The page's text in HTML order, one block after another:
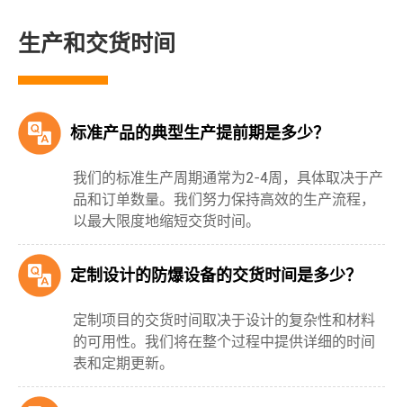
生产和交货时间
标准产品的典型生产提前期是多少？
我们的标准生产周期通常为2-4周，具体取决于产
品和订单数量。我们努力保持高效的生产流程，
以最大限度地缩短交货时间。
定制设计的防爆设备的交货时间是多少？
定制项目的交货时间取决于设计的复杂性和材料
的可用性。我们将在整个过程中提供详细的时间
表和定期更新。